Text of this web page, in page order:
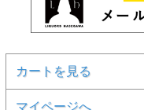
カートを見る
マイページへ